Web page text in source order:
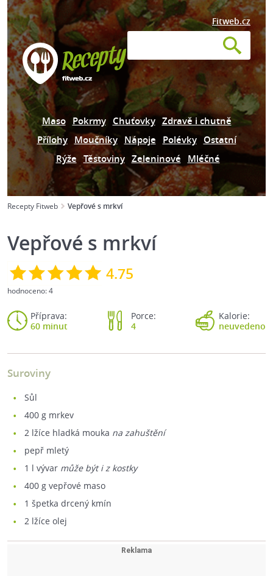
Fitweb.cz
Maso Pokrmy Chuťovky Zdravě i chutně
Přílohy Moučníky Nápoje Polévky Ostatní
Rýže Těstoviny Zeleninové Mléčné
Recepty Fitweb Vepřové s mrkví
Vepřové s mrkví
4.75
hodnoceno:4
Příprava:
60 minut
Porce:
4
Kalorie:
neuvedeno
Suroviny
sůl
400 g mrkev
2 lžíce hladká mouka na zahuštění
pepř mletý
1 l vývar může být i z kostky
400 g vepřové maso
1 špetka drcený kmín
2 lžíce olej